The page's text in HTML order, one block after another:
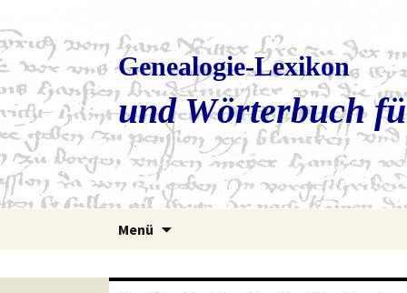
Genealogie-Lexikon
und Wörterbuch
Menü